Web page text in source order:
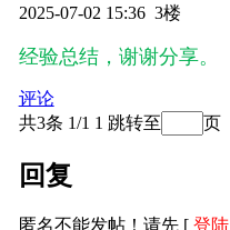
2025-07-02 15:36 3楼
经验总结，谢谢分享。
评论
共3条 1/1 1 跳转至 页
回复
匿名不能发帖！请先 [ 登陆